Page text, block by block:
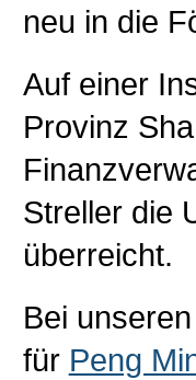
neu in die
Auf einer
Provinz
Streller die
überreicht.
Bei
für Peng